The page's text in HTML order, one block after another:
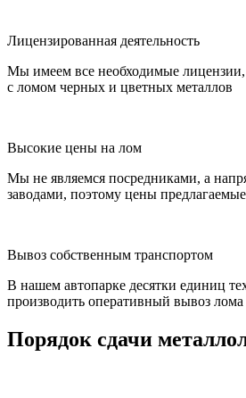
Лицензированная деятельность
Мы имеем все необходимые
с ломом черных и цветных металлов
Высокие цены на лом
Мы не являемся посредниками, а
заводами, поэтому цены
Вывоз собственным транспортом
В нашем автопарке десятки единиц
производить оперативный вывоз лома
Порядок сдачи